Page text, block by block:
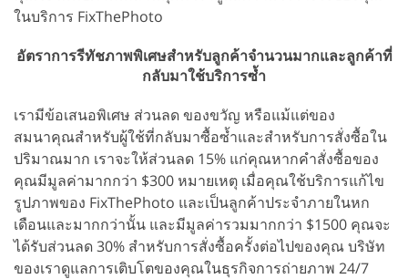
ในบริการ FixThePhoto
อัตราการรีทัชภาพพิเศษสำหรับลูกค้าจำนวนมากและลูกค้าที่
กลับมาใช้บริการซ้ำ
เรามีข้อเสนอพิเศษ ส่วนลด ของขวัญ หรือแม้แต่ของ
สมนาคุณสำหรับผู้ใช้ที่กลับมาซื้อซ้ำและสำหรับการสั่งซื้อใน
ปริมาณมาก เราจะให้ส่วนลด 15% แก่คุณหากคำสั่งซื้อของ
คุณมีมูลค่ามากกว่า $300 หมายเหตุ เมื่อคุณใช้บริการแก้ไข
รูปภาพของ FixThePhoto และเป็นลูกค้าประจำภายในหก
เดือนและมากกว่านั้น และมีมูลค่ารวมมากกว่า $1500 คุณจะ
ได้รับส่วนลด 30% สำหรับการสั่งซื้อครั้งต่อไปของคุณ บริษัท
ของเราดูแลการเติบโตของคุณในธุรกิจการถ่ายภาพ 24/7